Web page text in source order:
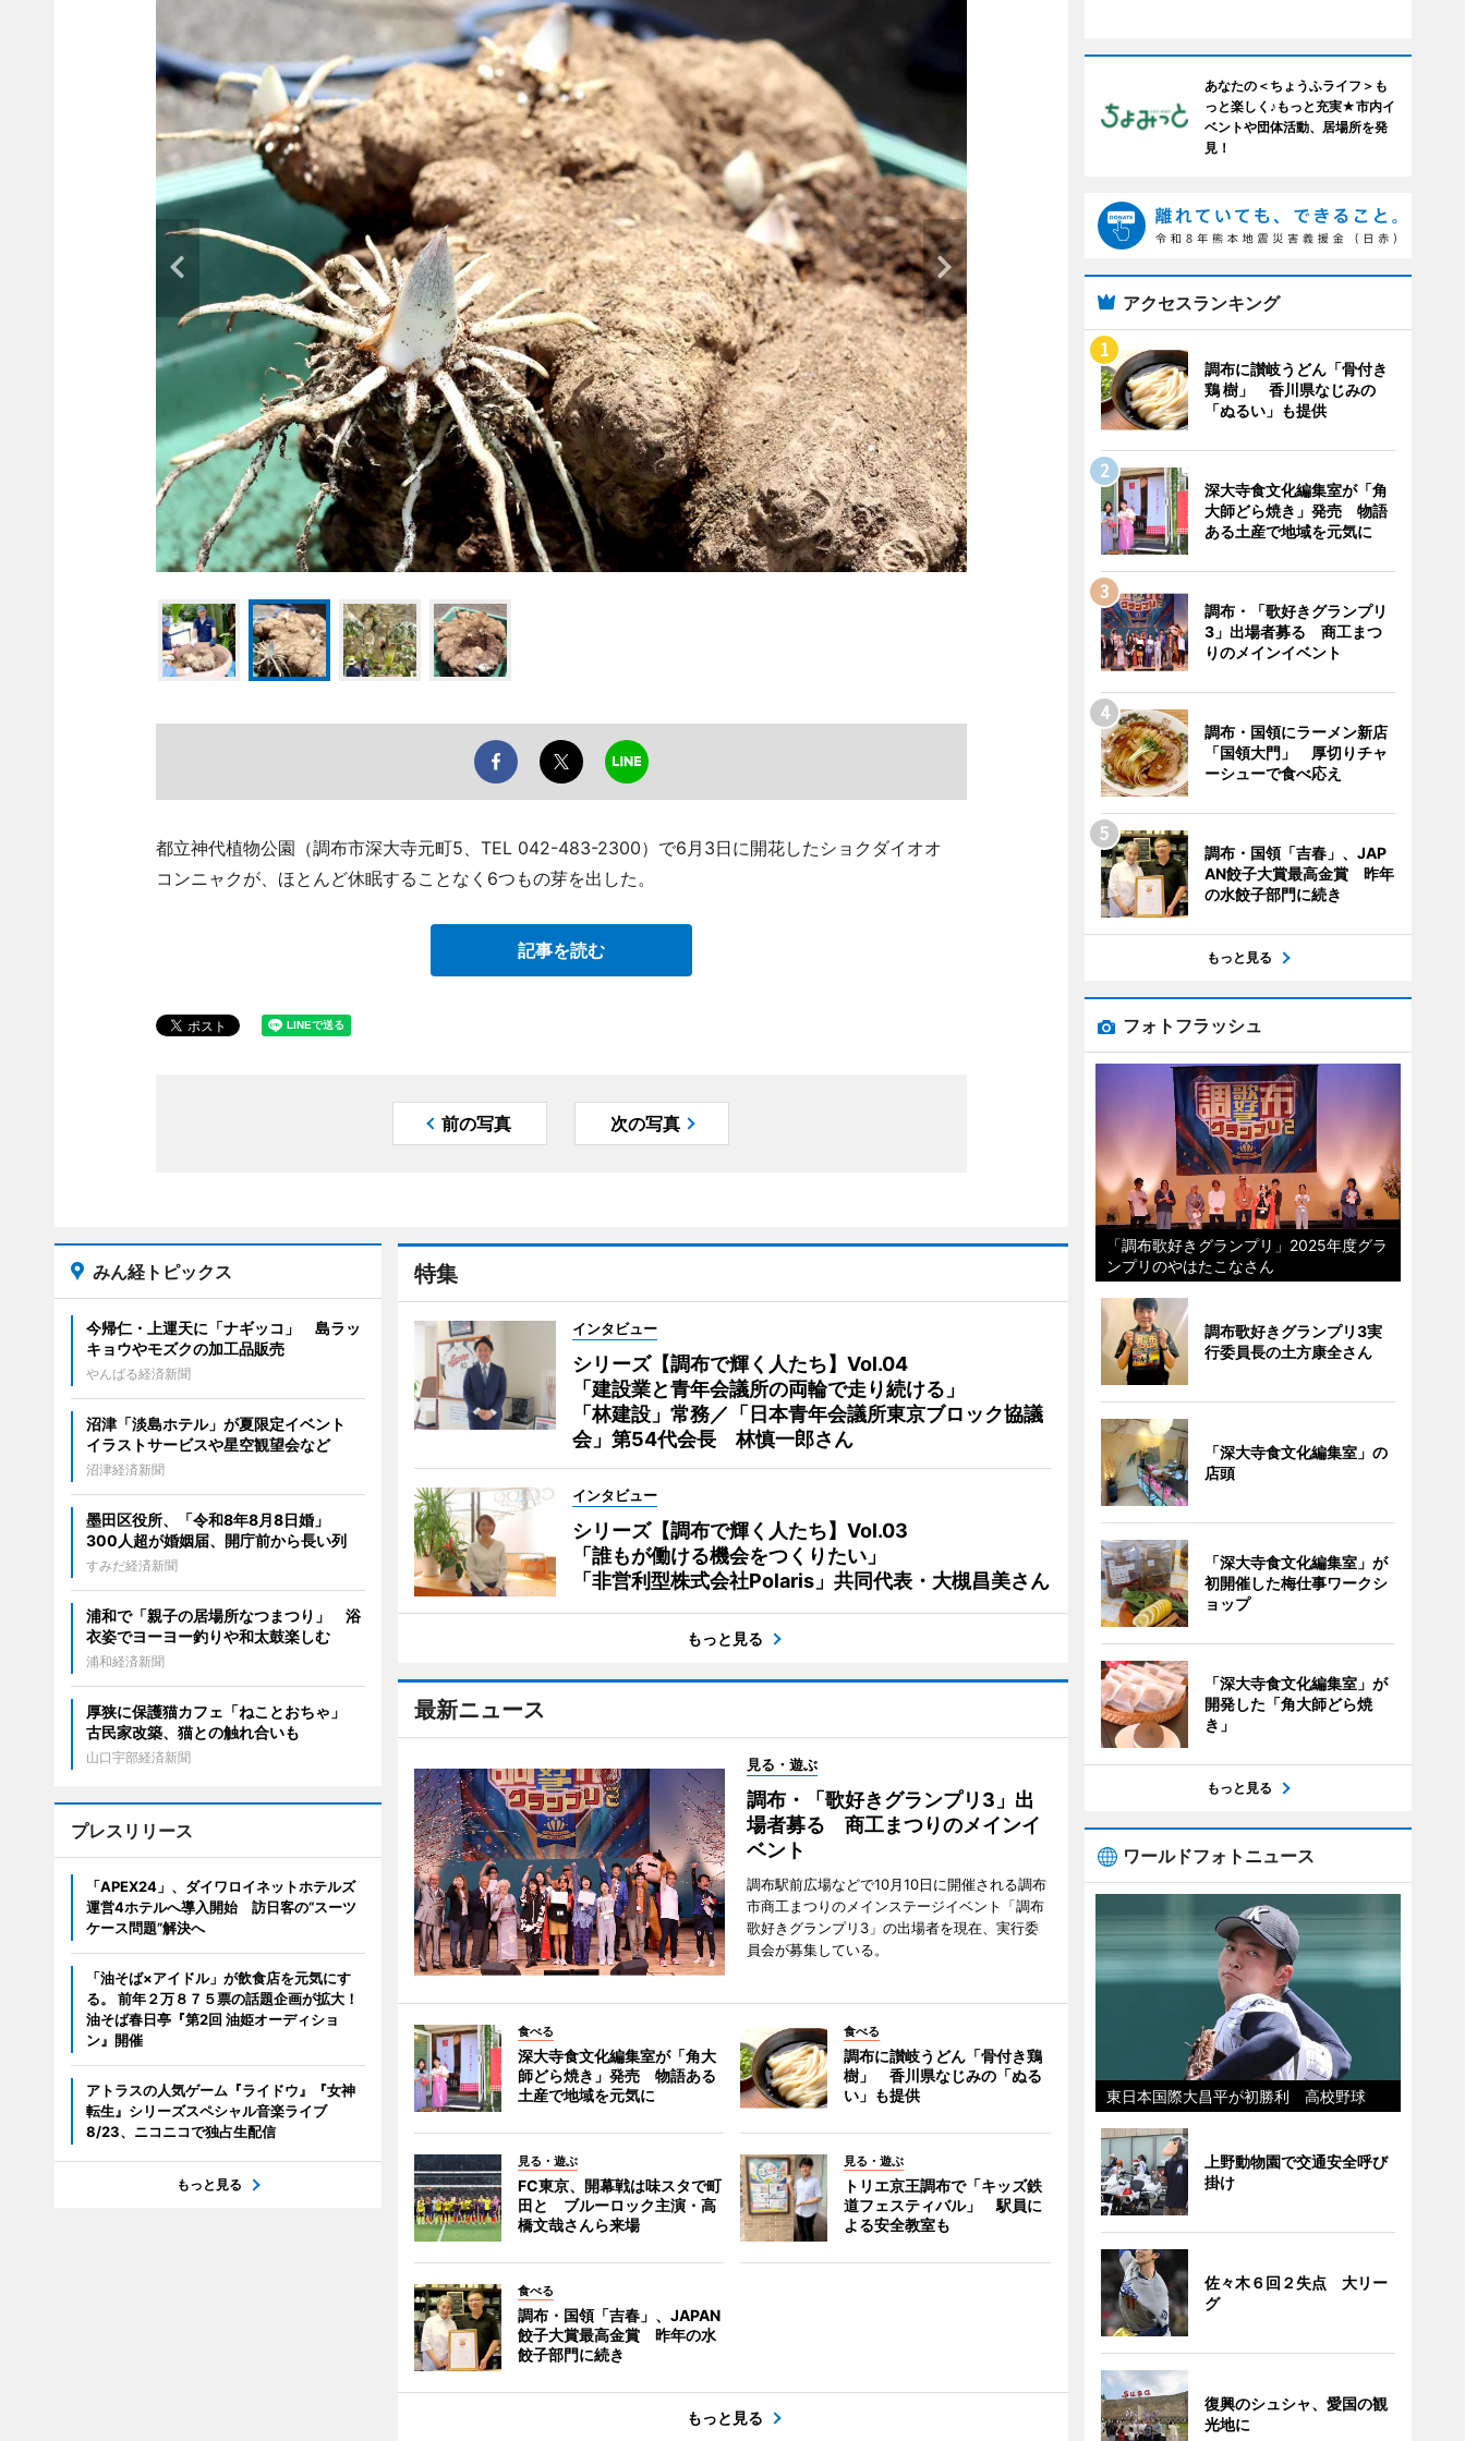
都立神代植物公園（調布市深大寺元町5、TEL 042-483-2300）で6月3日に開花したショクダイオオ
コンニャクが、ほとんど休眠することなく6つもの芽を出した。
記事を読む
前の写真 次の写真
特集
インタビュー
シリーズ【調布で輝く人たち】Vol.04
「建設業と青年会議所の両輪で走り続ける」
「林建設」常務／「日本青年会議所東京ブロック協議
会」第54代会長 林慎一郎さん
インタビュー
シリーズ【調布で輝く人たち】Vol.03
「誰もが働ける機会をつくりたい」
「非営利型株式会社Polaris」共同代表・大槻昌美さん
もっと見る
最新ニュース
見る・遊ぶ
調布・「歌好きグランプリ3」出
場者募る 商工まつりのメインイ
ベント
調布駅前広場などで10月10日に開催される調布
市商工まつりのメインステージイベント「調布
歌好きグランプリ3」の出場者を現在、実行委
員会が募集している。
食べる
深大寺食文化編集室が「角大
師どら焼き」発売 物語ある
土産で地域を元気に
食べる
調布に讃岐うどん「骨付き鶏
樹」 香川県なじみの「ぬる
い」も提供
見る・遊ぶ
FC東京、開幕戦は味スタで町
田と ブルーロック主演・高
橋文哉さんら来場
見る・遊ぶ
トリエ京王調布で「キッズ鉄
道フェスティバル」 駅員に
よる安全教室も
食べる
調布・国領「吉春」、JAPAN
餃子大賞最高金賞 昨年の水
餃子部門に続き
もっと見る
みん経トピックス
今帰仁・上運天に「ナギッコ」 島ラッ
キョウやモズクの加工品販売
やんばる経済新聞
沼津「淡島ホテル」が夏限定イベント
イラストサービスや星空観望会など
沼津経済新聞
墨田区役所、「令和8年8月8日婚」
300人超が婚姻届、開庁前から長い列
すみだ経済新聞
浦和で「親子の居場所なつまつり」 浴
衣姿でヨーヨー釣りや和太鼓楽しむ
浦和経済新聞
厚狭に保護猫カフェ「ねことおちゃ」
古民家改築、猫との触れ合いも
山口宇部経済新聞
プレスリリース
「APEX24」、ダイワロイネットホテルズ
運営4ホテルへ導入開始 訪日客の“スーツ
ケース問題”解決へ
「油そば×アイドル」が飲食店を元気にす
る。 前年２万８７５票の話題企画が拡大！
油そば春日亭『第2回 油姫オーディショ
ン』開催
アトラスの人気ゲーム『ライドウ』『女神
転生』シリーズスペシャル音楽ライブ
8/23、ニコニコで独占生配信
もっと見る
あなたの＜ちょうふライフ＞も
っと楽しく♪もっと充実★市内イ
ベントや団体活動、居場所を発
見！
アクセスランキング
調布に讃岐うどん「骨付き
鶏 樹」 香川県なじみの
「ぬるい」も提供
深大寺食文化編集室が「角
大師どら焼き」発売 物語
ある土産で地域を元気に
調布・「歌好きグランプリ
3」出場者募る 商工まつ
りのメインイベント
調布・国領にラーメン新店
「国領大門」 厚切りチャ
ーシューで食べ応え
調布・国領「吉春」、JAP
AN餃子大賞最高金賞 昨年
の水餃子部門に続き
もっと見る
フォトフラッシュ
「調布歌好きグランプリ」2025年度グラ
ンプリのやはたこなさん
調布歌好きグランプリ3実
行委員長の土方康全さん
「深大寺食文化編集室」の
店頭
「深大寺食文化編集室」が
初開催した梅仕事ワークシ
ョップ
「深大寺食文化編集室」が
開発した「角大師どら焼
き」
もっと見る
ワールドフォトニュース
東日本国際大昌平が初勝利 高校野球
上野動物園で交通安全呼び
掛け
佐々木６回２失点 大リー
グ
復興のシュシャ、愛国の観
光地に